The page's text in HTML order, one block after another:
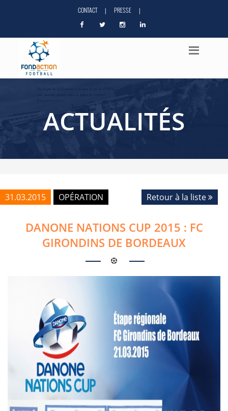
CONTACT | PRESSE |
ACTUALITÉS
31.03.2015 OPÉRATION Retour à la liste
DANONE NATIONS CUP 2015 : FC
GIRONDINS DE BORDEAUX